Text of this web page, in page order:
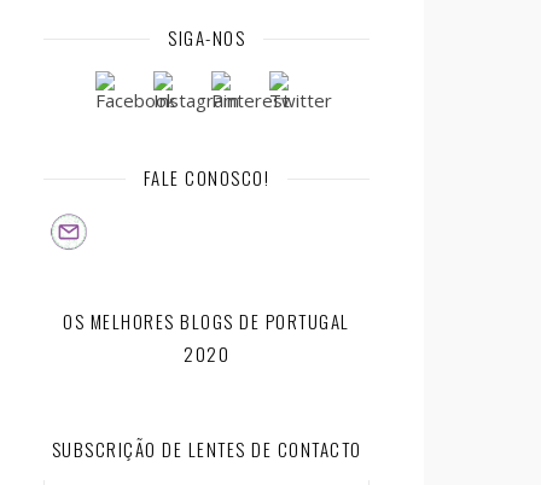
SIGA-NOS
FALE CONOSCO!
OS MELHORES BLOGS DE PORTUGAL
2020
SUBSCRIÇÃO DE LENTES DE CONTACTO